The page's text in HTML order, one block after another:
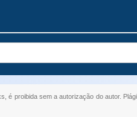
é proibida sem a autorização do autor.